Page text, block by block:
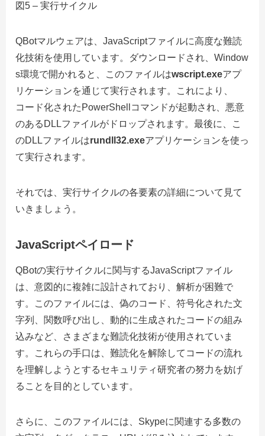
図5 – 実行サイクル
QBotマルウェアは、JavaScriptファイルに高度な難読
化技術を使用しています。ダウンロードされ、Window
s環境で開かれると、このファイルはwscript.exeアプ
リケーションを通じて実行されます。これにより、
コード化されたPowerShellコマンドが起動され、悪意
のあるDLLファイルがドロップされます。最後に、こ
のDLLファイルはrundll32.exeアプリケーションを使っ
て実行されます。
それでは、実行サイクルの各要素の詳細について見て
いきましょう。
JavaScriptペイロード
QBotの実行サイクルに関与するJavaScriptファイル
は、意図的に複雑に設計されており、解析が困難で
す。このファイルには、偽のコード、符号化された文
字列、関数呼び出し、動的に生成されたコードの組み
込みなど、さまざまな難読化技術が使用されていま
す。これらの手口は、難読化を解除してコードの流れ
を理解しようとするセキュリティ研究者の努力を妨げ
ることを目的としています。
さらに、このファイルには、Skypeに関連する多数の